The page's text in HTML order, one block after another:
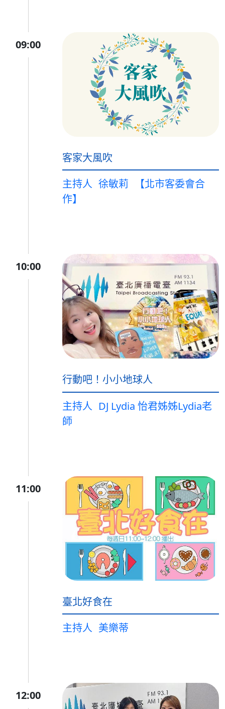
09:00
客家大風吹
主持人 徐敏莉
【北市客委會合
作】
10:00
行動吧！小小地球人
主持人 DJ Lydia 怡君姊姊Lydia老
師
11:00
臺北好食在
主持人 美樂蒂
12:00